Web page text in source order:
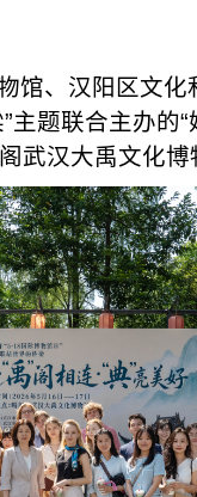
馆、汉阳区文
题联合主办的“
阁武汉大禹文化